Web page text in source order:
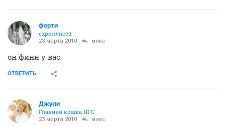
ферти
experienced
23 марта 2010 микс
он финн у вас
ОТВЕТИТЬ
Джули
Главная кошка НГС
23 марта 2010 микс